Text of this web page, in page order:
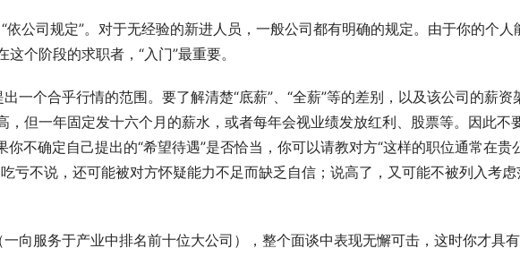
依公司规定”。对于无经验的新进人员，一般公司都有明确的规定。由于你的个人
个阶段的求职者，“入门”最重要。
一个合乎行情的范围。要了解清楚“底薪”、“全薪”等的差别，以及该公司的薪资
，但一年固定发十六个月的薪水，或者每年会视业绩发放红利、股票等。因此不
不确定自己提出的“希望待遇”是否恰当，你可以请教对方“这样的职位通常在贵
亏不说，还可能被对方怀疑能力不足而缺乏自信；说高了，又可能不被列入考虑
向服务于产业中排名前十位大公司），整个面谈中表现无懈可击，这时你才具